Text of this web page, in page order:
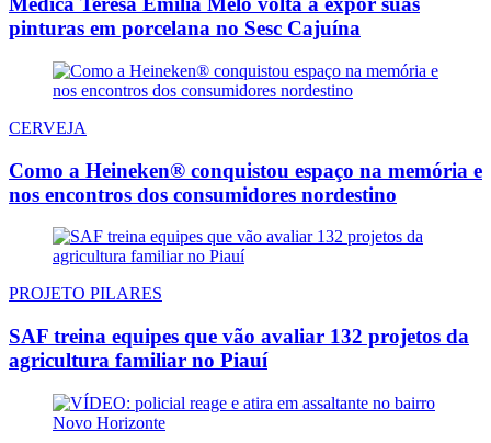
pinturas em porcelana no Sesc Cajuína
CERVEJA
Como a Heineken® conquistou espaço na memória e
nos encontros dos consumidores nordestino
PROJETO PILARES
SAF treina equipes que vão avaliar 132 projetos da
agricultura familiar no Piauí